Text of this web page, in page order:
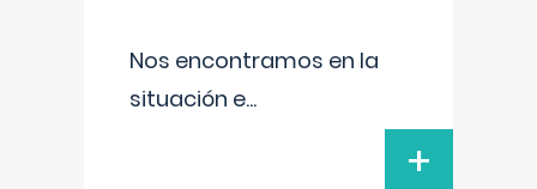
Nos encontramos en la
situación e...
+